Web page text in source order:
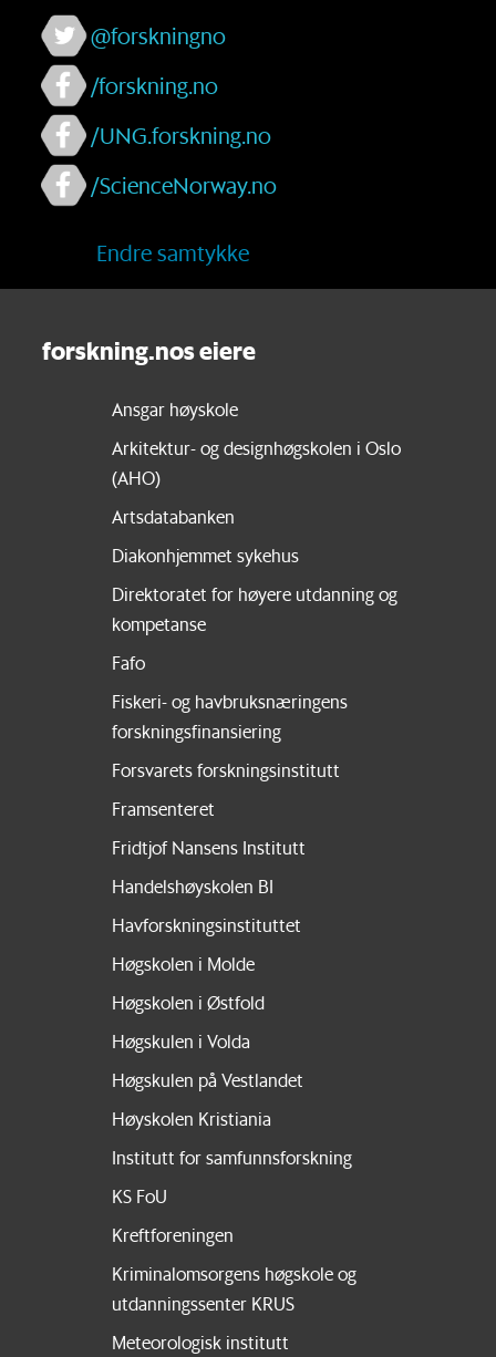
@forskningno
/forskning.no
/UNG.forskning.no
/ScienceNorway.no
Endre samtykke
forskning.nos eiere
Ansgar høyskole
Arkitektur- og designhøgskolen i Oslo
(AHO)
Artsdatabanken
Diakonhjemmet sykehus
Direktoratet for høyere utdanning og
kompetanse
Fafo
Fiskeri- og havbruksnæringens
forskningsfinansiering
Forsvarets forskningsinstitutt
Framsenteret
Fridtjof Nansens Institutt
Handelshøyskolen BI
Havforskningsinstituttet
Høgskolen i Molde
Høgskolen i Østfold
Høgskulen i Volda
Høgskulen på Vestlandet
Høyskolen Kristiania
Institutt for samfunnsforskning
KS FoU
Kreftforeningen
Kriminalomsorgens høgskole og
utdanningssenter KRUS
Meteorologisk institutt